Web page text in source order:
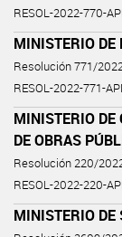
RESOL-2022-770-
MINISTERIO DE
Resolución 771/
RESOL-2022-771-
MINISTERIO DE
DE OBRAS
Resolución 220/
RESOL-2022-220-
MINISTERIO DE